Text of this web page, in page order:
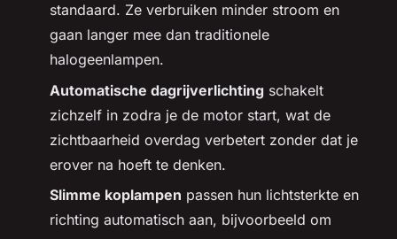
standaard. Ze verbruiken minder stroom en
gaan langer mee dan traditionele
halogeenlampen.
Automatische dagrijverlichting schakelt
zichzelf in zodra je de motor start, wat de
zichtbaarheid overdag verbetert zonder dat je
erover na hoeft te denken.
Slimme koplampen passen hun lichtsterkte en
richting automatisch aan, bijvoorbeeld om